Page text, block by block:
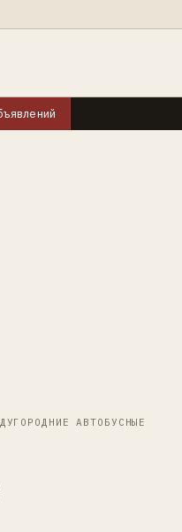
АВТОБУСНЫЕ